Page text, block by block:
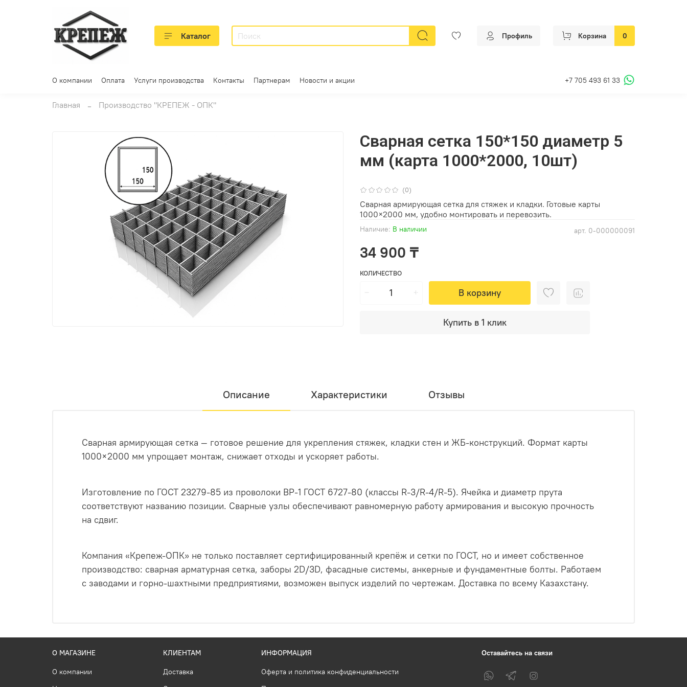
Каталог Профиль Корзина 0
О компании Оплата Услуги производства Контакты Партнерам Новости и акции +7 705 493 61 33
Главная Производство "КРЕПЕЖ - ОПК"
(0)
арт. 0-000000091
Наличие: В наличии
Сварная сетка 150*150 диаметр 5
мм (карта 1000*2000, 10шт)
34 900 ₸
КОЛИЧЕСТВО
В корзину
Купить в 1 клик
Сварная армирующая сетка для стяжек и кладки. Готовые карты
1000×2000 мм, удобно монтировать и перевозить.
Описание Характеристики Отзывы
Сварная армирующая сетка — готовое решение для укрепления стяжек, кладки стен и ЖБ-конструкций. Формат карты
1000×2000 мм упрощает монтаж, снижает отходы и ускоряет работы.
Изготовление по ГОСТ 23279‑85 из проволоки ВР‑1 ГОСТ 6727‑80 (классы R‑3/R‑4/R‑5). Ячейка и диаметр прута
соответствуют названию позиции. Сварные узлы обеспечивают равномерную работу армирования и высокую прочность
на сдвиг.
Компания «Крепеж‑ОПК» не только поставляет сертифицированный крепёж и сетки по ГОСТ, но и имеет собственное
производство: сварная арматурная сетка, заборы 2D/3D, фасадные системы, анкерные и фундаментные болты. Работаем
с заводами и горно‑шахтными предприятиями, возможен выпуск изделий по чертежам. Доставка по всему Казахстану.
О МАГАЗИНЕ
О компании
КЛИЕНТАМ
Доставка
ИНФОРМАЦИЯ
Оферта и политика конфиденциальности
Оставайтесь на связи